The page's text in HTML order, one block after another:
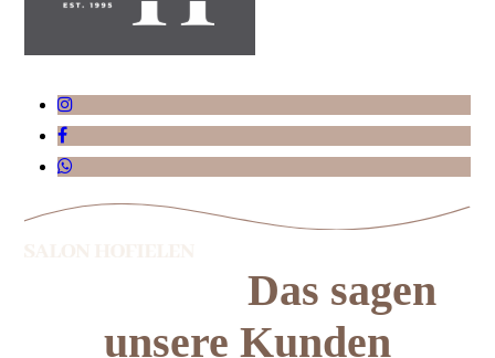
Das sagen
unsere Kunden